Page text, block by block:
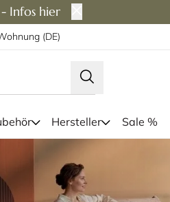
Infos hier
(DE)
Hersteller Sale %